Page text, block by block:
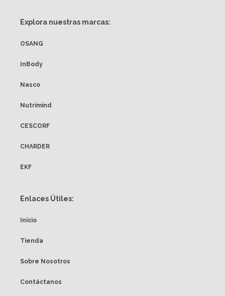
Explora nuestras marcas:
OSANG
InBody
Nasco
Nutrimind
CESCORF
CHARDER
EKF
Enlaces Útiles:
Inicio
Tienda
Sobre Nosotros
Contáctanos